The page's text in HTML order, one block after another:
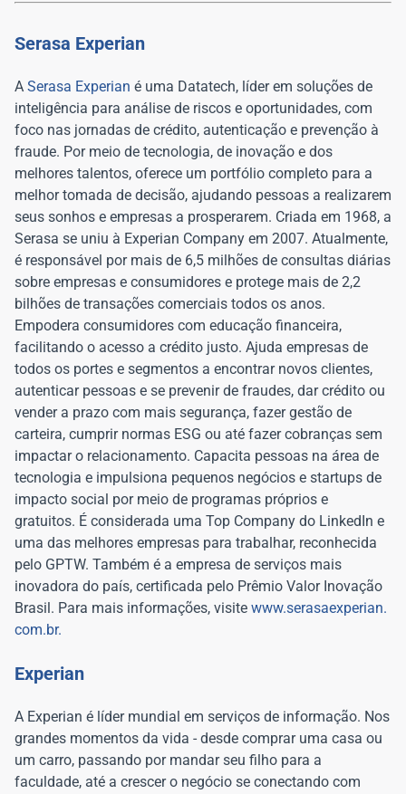
Serasa Experian
A Serasa Experian é uma Datatech, líder em soluções de
inteligência para análise de riscos e oportunidades, com
foco nas jornadas de crédito, autenticação e prevenção à
fraude. Por meio de tecnologia, de inovação e dos
melhores talentos, oferece um portfólio completo para a
melhor tomada de decisão, ajudando pessoas a realizarem
seus sonhos e empresas a prosperarem. Criada em 1968, a
Serasa se uniu à Experian Company em 2007. Atualmente,
é responsável por mais de 6,5 milhões de consultas diárias
sobre empresas e consumidores e protege mais de 2,2
bilhões de transações comerciais todos os anos.
Empodera consumidores com educação financeira,
facilitando o acesso a crédito justo. Ajuda empresas de
todos os portes e segmentos a encontrar novos clientes,
autenticar pessoas e se prevenir de fraudes, dar crédito ou
vender a prazo com mais segurança, fazer gestão de
carteira, cumprir normas ESG ou até fazer cobranças sem
impactar o relacionamento. Capacita pessoas na área de
tecnologia e impulsiona pequenos negócios e startups de
impacto social por meio de programas próprios e
gratuitos. É considerada uma Top Company do LinkedIn e
uma das melhores empresas para trabalhar, reconhecida
pelo GPTW. Também é a empresa de serviços mais
inovadora do país, certificada pelo Prêmio Valor Inovação
Brasil. Para mais informações, visite www.serasaexperian.
com.br.
Experian
A Experian é líder mundial em serviços de informação. Nos
grandes momentos da vida - desde comprar uma casa ou
um carro, passando por mandar seu filho para a
faculdade, até a crescer o negócio se conectando com